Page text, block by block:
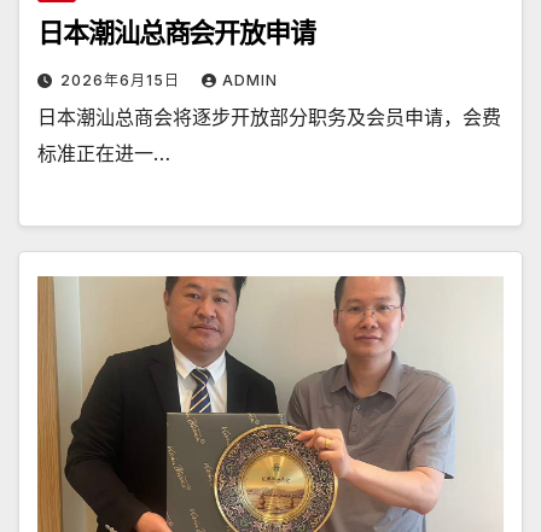
日本潮汕总商会开放申请
2026年6月15日 ADMIN
日本潮汕总商会将逐步开放部分职务及会员申请，会费
标准正在进一…